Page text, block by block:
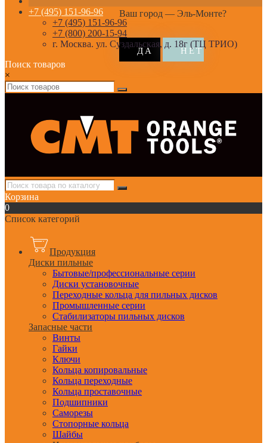
Ваш город — Эль-Монте?
+7 (495) 151-96-96
+7 (495) 151-96-96
+7 (800) 200-15-94
г. Москва. ул. Суздальская, д. 18г (ТЦ ТРИО)
Поиск товаров
×
Корзина
0
Список категорий
Продукция
Диски пильные
Бытовые/профессиональные серии
Диски установочные
Переходные кольца для пильных дисков
Промышленные серии
Стабилизаторы пильных дисков
Запасные части
Винты
Гайки
Ключи
Кольца копировальные
Кольца переходные
Кольца проставочные
Подшипники
Саморезы
Стопорные кольца
Шайбы